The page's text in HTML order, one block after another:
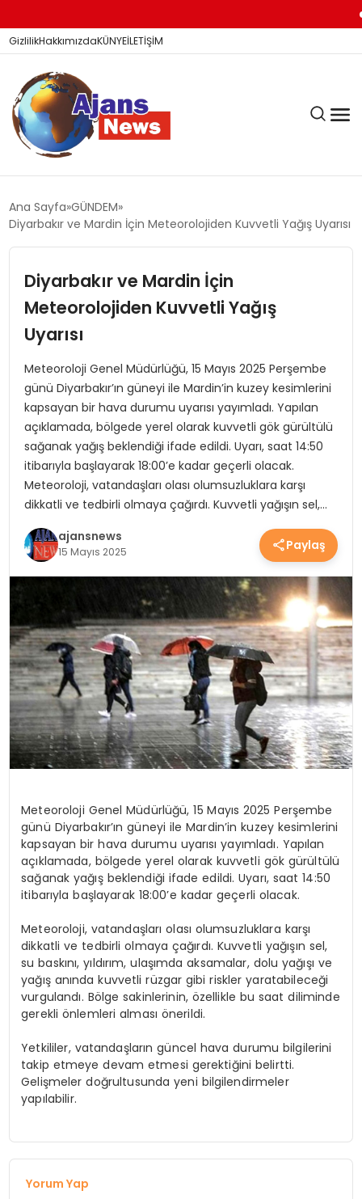
GizlilikHakkımızdaKÜNYEİLETİŞİM
KÖŞE YAZILARI
DÜNYA
YEREL HABERLER
EKONOMİ
EĞİTİM
GÜNDEM
SAĞLIK
SPOR
Ana Sayfa GÜNDEM
Diyarbakır ve Mardin İçin Meteorolojiden Kuvvetli Yağış Uyarısı
Diyarbakır ve Mardin İçin
Meteorolojiden Kuvvetli Yağış
Uyarısı
Meteoroloji Genel Müdürlüğü, 15 Mayıs 2025 Perşembe
günü Diyarbakır’ın güneyi ile Mardin’in kuzey kesimlerini
kapsayan bir hava durumu uyarısı yayımladı. Yapılan
açıklamada, bölgede yerel olarak kuvvetli gök gürültülü
sağanak yağış beklendiği ifade edildi. Uyarı, saat 14:50
itibarıyla başlayarak 18:00’e kadar geçerli olacak.
Meteoroloji, vatandaşları olası olumsuzluklara karşı
dikkatli ve tedbirli olmaya çağırdı. Kuvvetli yağışın sel,…
ajansnews
15 Mayıs 2025 Paylaş
Meteoroloji Genel Müdürlüğü, 15 Mayıs 2025 Perşembe
günü Diyarbakır’ın güneyi ile Mardin’in kuzey kesimlerini
kapsayan bir hava durumu uyarısı yayımladı. Yapılan
açıklamada, bölgede yerel olarak kuvvetli gök gürültülü
sağanak yağış beklendiği ifade edildi. Uyarı, saat 14:50
itibarıyla başlayarak 18:00’e kadar geçerli olacak.
Meteoroloji, vatandaşları olası olumsuzluklara karşı
dikkatli ve tedbirli olmaya çağırdı. Kuvvetli yağışın sel,
su baskını, yıldırım, ulaşımda aksamalar, dolu yağışı ve
yağış anında kuvvetli rüzgar gibi riskler yaratabileceği
vurgulandı. Bölge sakinlerinin, özellikle bu saat diliminde
gerekli önlemleri alması önerildi.
Yetkililer, vatandaşların güncel hava durumu bilgilerini
takip etmeye devam etmesi gerektiğini belirtti.
Gelişmeler doğrultusunda yeni bilgilendirmeler
yapılabilir.
Yorum Yap